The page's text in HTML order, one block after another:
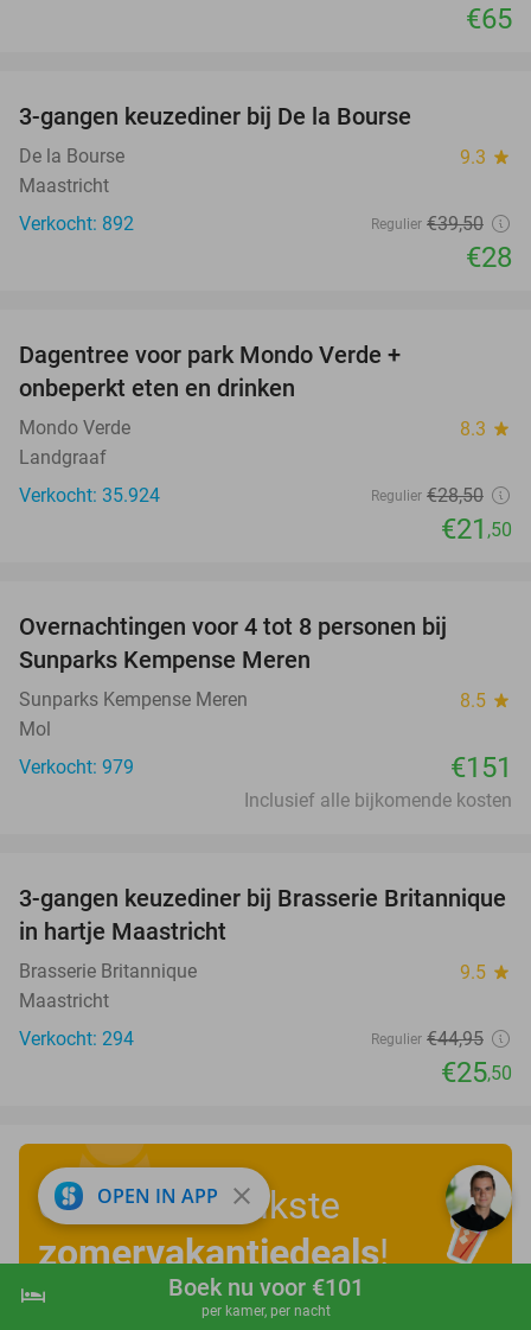
shopping_cart Boek nu
hotel Boek nu voor €101
per kamer, per nacht
€65
3-gangen keuzediner bij De la Bourse
De la Bourse 9.3 star
Maastricht
Verkocht: 892
Regulier €39,50
€28
Dagentree voor park Mondo Verde +
onbeperkt eten en drinken
Mondo Verde 8.3 star
Landgraaf
Verkocht: 35.924
Regulier €28,50
€21 ,50
Overnachtingen voor 4 tot 8 personen bij
Sunparks Kempense Meren
Sunparks Kempense Meren 8.5 star
Mol
Verkocht: 979
€151
Inclusief alle bijkomende kosten
43%
3-gangen keuzediner bij Brasserie Britannique
in hartje Maastricht
Brasserie Britannique 9.5 star
Maastricht
Verkocht: 294
Regulier €44,95
€25,50
Ontdek de leukste
zomervakantiedeals!
OPEN IN APP close